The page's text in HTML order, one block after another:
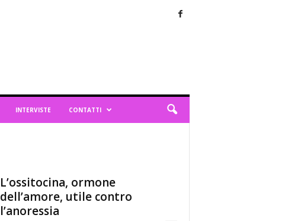
INTERVISTE CONTATTI
L’ossitocina, ormone
dell’amore, utile contro
l’anoressia